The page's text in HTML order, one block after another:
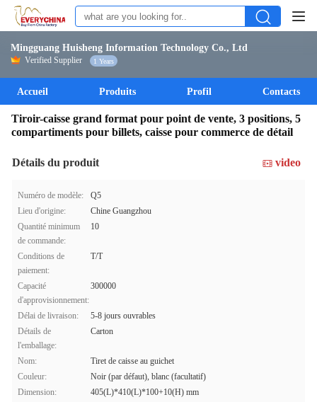
Mingguang Huisheng Information Technology Co., Ltd
Verified Supplier 1 Years
Accueil Produits Profil Contacts
Tiroir-caisse grand format pour point de vente, 3 positions, 5
compartiments pour billets, caisse pour commerce de détail
Détails du produit video
Numéro de modèle:
Q5
Lieu d'origine:
Chine Guangzhou
Quantité minimum
de commande:
10
Conditions de
paiement:
T/T
Capacité
d'approvisionnement:
300000
Délai de livraison:
5-8 jours ouvrables
Détails de
l'emballage:
Carton
Nom:
Tiret de caisse au guichet
Couleur:
Noir (par défaut), blanc (facultatif)
Dimension:
405(L)*410(L)*100+10(H) mm